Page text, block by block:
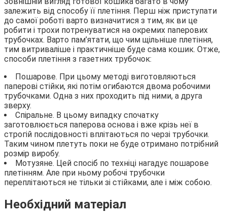
залежить від способу її плетіння. Перш ніж приступати
до самої роботі варто визначитися з тим, як ви це
робити і трохи потренуватися на окремих паперових
трубочках. Варто пам’ятати, що чим щільніше плетіння,
тим витриваліше і практичніше буде сама кошик. Отже,
способи плетіння з газетних трубочок:
Пошарове. При цьому методі виготовляються
паперові стійки, які потім огибаются двома робочими
трубочками. Одна з них проходить під ними, а друга
зверху.
Спіральне. В цьому випадку спочатку
заготовлюється паперова основа і вже крізь неї в
строгій послідовності вплітаються по черзі трубочки.
Таким чином плетуть поки не буде отримано потрібний
розмір виробу.
Мотузяне. Цей спосіб по техніці нагадує пошарове
плетінням. Але при ньому робочі трубочки
переплітаються не тільки зі стійками, але і між собою.
Необхідний матеріал